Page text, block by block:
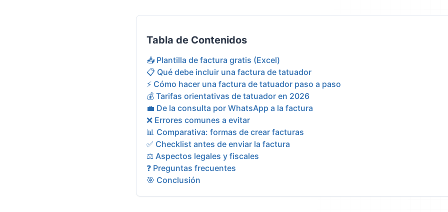
Tabla de Contenidos
📥 Plantilla de factura gratis (Excel)
📋 Qué debe incluir una factura de tatuador
⚡ Cómo hacer una factura de tatuador paso a paso
💰 Tarifas orientativas de tatuador en 2026
💼 De la consulta por WhatsApp a la factura
❌ Errores comunes a evitar
📊 Comparativa: formas de crear facturas
✅ Checklist antes de enviar la factura
⚖️ Aspectos legales y fiscales
❓ Preguntas frecuentes
🎯 Conclusión